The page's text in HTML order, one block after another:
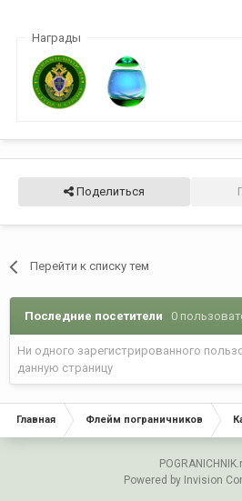
Награды
Поделиться
Перейти к списку тем
Последние посетители 0
Ни одного зарегистрированного
данную страницу
Главная Флейм пограничников
Powered by Invision